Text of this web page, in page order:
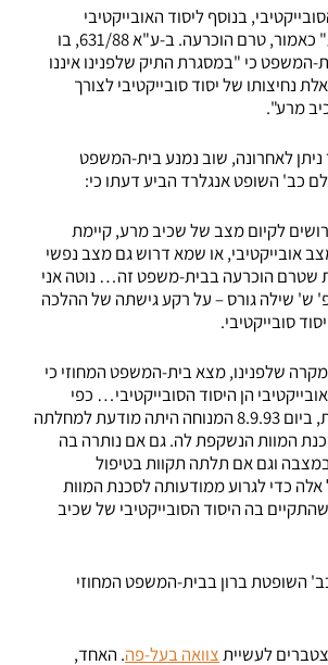
בנוסף ליסוד האובייקטיבי
בצוואת "שכיב מרע" כאמור, טרם הוכרעה. ב-ע"א 631/88, בו
בית-המשפט כי "במסגרת התיק שלפנינו איננו
נחיצותו של יסוד סובייקטיבי לצורך
מרע".
99 אשר ניתן לאחרונה, שוב נמנע בית-המשפט
כב' השופט אנגלרד הביע דעתו כי:
לקיום מצב של שכיב מרע, קיימת
אובייקטיבי, או שמא דרוש גם מצב נפשי
שטרם הוכרעה בבית-משפט זה… נוטה אני
ש' שילה גורס – על רקע גישתה של ההלכה
סובייקטיבי.
שלפנינו, מצא בית-המשפט המחוזי כי
הן היסוד הסובייקטיבי… כפי
שעולה מתוך הראיות, ביום 8.9.93 המנוחה היתה מודעת למחלתה
המוות הנשקפת לה. גם אם נותרה בה
וגם אם תלתה תקוות בטיפול
אלה כדי לגרוע ממודעותה לסכנת המוות
בה היסוד הסובייקטיבי של שכיב
השופטת ברון בבית-המשפט המחוזי
לעשייתצוואה בעל-פה. האחד,